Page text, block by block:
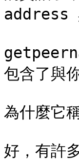
address
包含了與
為什麼它
好，有許